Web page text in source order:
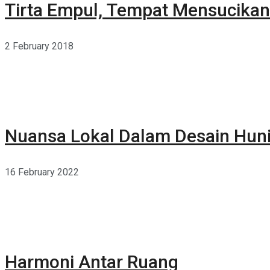
Tirta Empul, Tempat
2 February 2018
Nuansa Lokal Dalam Desain
16 February 2022
Harmoni Antar Ruang